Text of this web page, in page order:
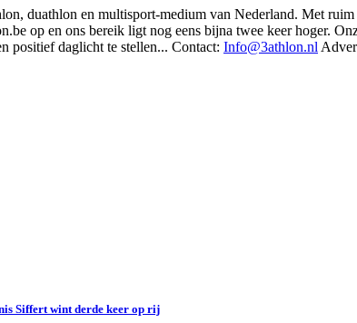
duathlon en multisport-medium van Nederland. Met
op en ons bereik ligt nog eens bijna twee keer hoger.
positief daglicht te stellen... Contact: Info@3athlon.nl
Siffert wint derde keer op rij